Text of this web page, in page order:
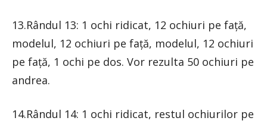
13.Rândul 13: 1 ochi ridicat, 12 ochiuri pe față,
modelul, 12 ochiuri pe față, modelul, 12 ochiuri
pe față, 1 ochi pe dos. Vor rezulta 50 ochiuri pe
andrea.
14.Rândul 14: 1 ochi ridicat, restul ochiurilor pe